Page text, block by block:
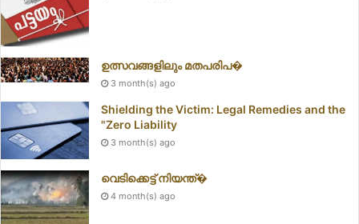
ഉത്സവങ്ങളിലും മതപരിപ�
3 month(s) ago
Shielding the Victim: Legal Remedies and the
"Zero Liability
3 month(s) ago
വെടിക്കെട്ട് നിയന്ത്�
4 month(s) ago